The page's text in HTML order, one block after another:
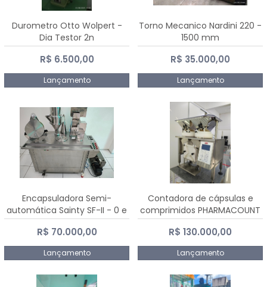
Durometro Otto Wolpert -
Dia Testor 2n
R$ 6.500,00
Lançamento
Torno Mecanico Nardini 220 -
1500 mm
R$ 35.000,00
Lançamento
Encapsuladora Semi-
automática Sainty SF-II - 0 e
00
R$ 70.000,00
Lançamento
Contadora de cápsulas e
comprimidos PHARMACOUNT
- 2-2R3
R$ 130.000,00
Lançamento